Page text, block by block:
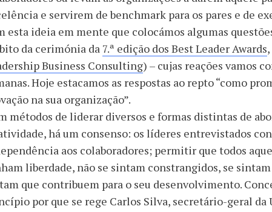
e servirem de benchmark para os pares e de
esta ideia em mente que colocámos algumas
da cerimónia da 7.ª edição dos Best Leader Awards
Business Consulting) – cujas reações vamos
Hoje estacamos as respostas ao repto “como
na sua organização”.
métodos de liderar diversos e formas distintas de
há um consenso: os líderes entrevistados
aos colaboradores; permitir que todos
liberdade, não se sintam constrangidos, se
que contribuem para o seu desenvolvimento.
por que se rege Carlos Silva, secretário-geral da